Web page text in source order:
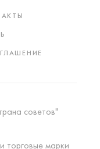
советов"
торговые марки